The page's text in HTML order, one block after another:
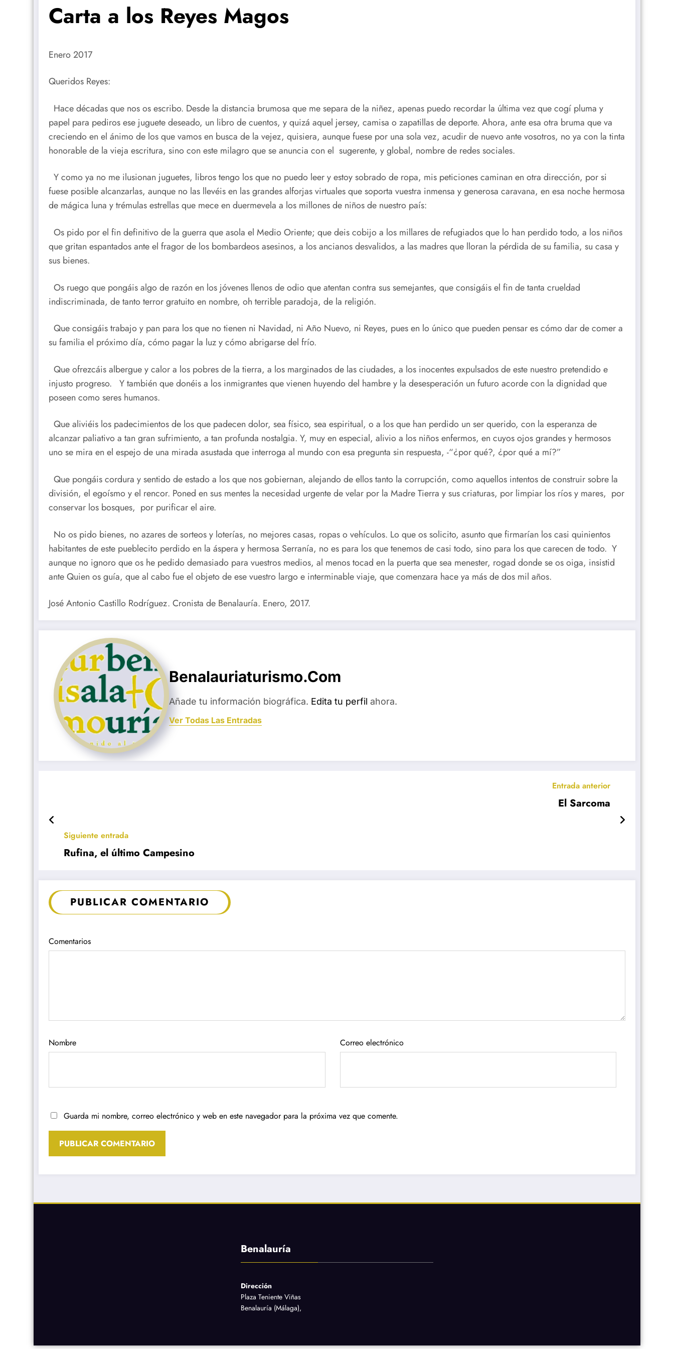
Carta a los Reyes Magos
Enero 2017
Queridos Reyes:
Hace décadas que nos os escribo. Desde la distancia brumosa que me separa de la niñez, apenas puedo recordar la última vez que cogí pluma y
papel para pediros ese juguete deseado, un libro de cuentos, y quizá aquel jersey, camisa o zapatillas de deporte. Ahora, ante esa otra bruma que va
creciendo en el ánimo de los que vamos en busca de la vejez, quisiera, aunque fuese por una sola vez, acudir de nuevo ante vosotros, no ya con la tinta
honorable de la vieja escritura, sino con este milagro que se anuncia con el sugerente, y global, nombre de redes sociales.
Y como ya no me ilusionan juguetes, libros tengo los que no puedo leer y estoy sobrado de ropa, mis peticiones caminan en otra dirección, por si
fuese posible alcanzarlas, aunque no las llevéis en las grandes alforjas virtuales que soporta vuestra inmensa y generosa caravana, en esa noche hermosa
de mágica luna y trémulas estrellas que mece en duermevela a los millones de niños de nuestro país:
Os pido por el fin definitivo de la guerra que asola el Medio Oriente; que deis cobijo a los millares de refugiados que lo han perdido todo, a los niños
que gritan espantados ante el fragor de los bombardeos asesinos, a los ancianos desvalidos, a las madres que lloran la pérdida de su familia, su casa y
sus bienes.
Os ruego que pongáis algo de razón en los jóvenes llenos de odio que atentan contra sus semejantes, que consigáis el fin de tanta crueldad
indiscriminada, de tanto terror gratuito en nombre, oh terrible paradoja, de la religión.
Que consigáis trabajo y pan para los que no tienen ni Navidad, ni Año Nuevo, ni Reyes, pues en lo único que pueden pensar es cómo dar de comer a
su familia el próximo día, cómo pagar la luz y cómo abrigarse del frío.
Que ofrezcáis albergue y calor a los pobres de la tierra, a los marginados de las ciudades, a los inocentes expulsados de este nuestro pretendido e
injusto progreso. Y también que donéis a los inmigrantes que vienen huyendo del hambre y la desesperación un futuro acorde con la dignidad que
poseen como seres humanos.
Que aliviéis los padecimientos de los que padecen dolor, sea físico, sea espiritual, o a los que han perdido un ser querido, con la esperanza de
alcanzar paliativo a tan gran sufrimiento, a tan profunda nostalgia. Y, muy en especial, alivio a los niños enfermos, en cuyos ojos grandes y hermosos
uno se mira en el espejo de una mirada asustada que interroga al mundo con esa pregunta sin respuesta, -“¿por qué?, ¿por qué a mí?”
Que pongáis cordura y sentido de estado a los que nos gobiernan, alejando de ellos tanto la corrupción, como aquellos intentos de construir sobre la
división, el egoísmo y el rencor. Poned en sus mentes la necesidad urgente de velar por la Madre Tierra y sus criaturas, por limpiar los ríos y mares, por
conservar los bosques, por purificar el aire.
No os pido bienes, no azares de sorteos y loterías, no mejores casas, ropas o vehículos. Lo que os solicito, asunto que firmarían los casi quinientos
habitantes de este pueblecito perdido en la áspera y hermosa Serranía, no es para los que tenemos de casi todo, sino para los que carecen de todo. Y
aunque no ignoro que os he pedido demasiado para vuestros medios, al menos tocad en la puerta que sea menester, rogad donde se os oiga, insistid
ante Quien os guía, que al cabo fue el objeto de ese vuestro largo e interminable viaje, que comenzara hace ya más de dos mil años.
José Antonio Castillo Rodríguez. Cronista de Benalauría. Enero, 2017.
Benalauriaturismo.com
Añade tu información biográfica. Edita tu perfil ahora.
Ver Todas Las Entradas
Entrada anterior
El Sarcoma
Siguiente entrada
Rufina, el último Campesino
PUBLICAR COMENTARIO
Comentarios
Nombre Correo electrónico
Guarda mi nombre, correo electrónico y web en este navegador para la próxima vez que comente.
Benalauría
Dirección
Plaza Teniente Viñas
Benalauría (Málaga),